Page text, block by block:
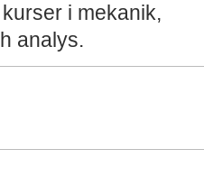
i mekanik,
analys.